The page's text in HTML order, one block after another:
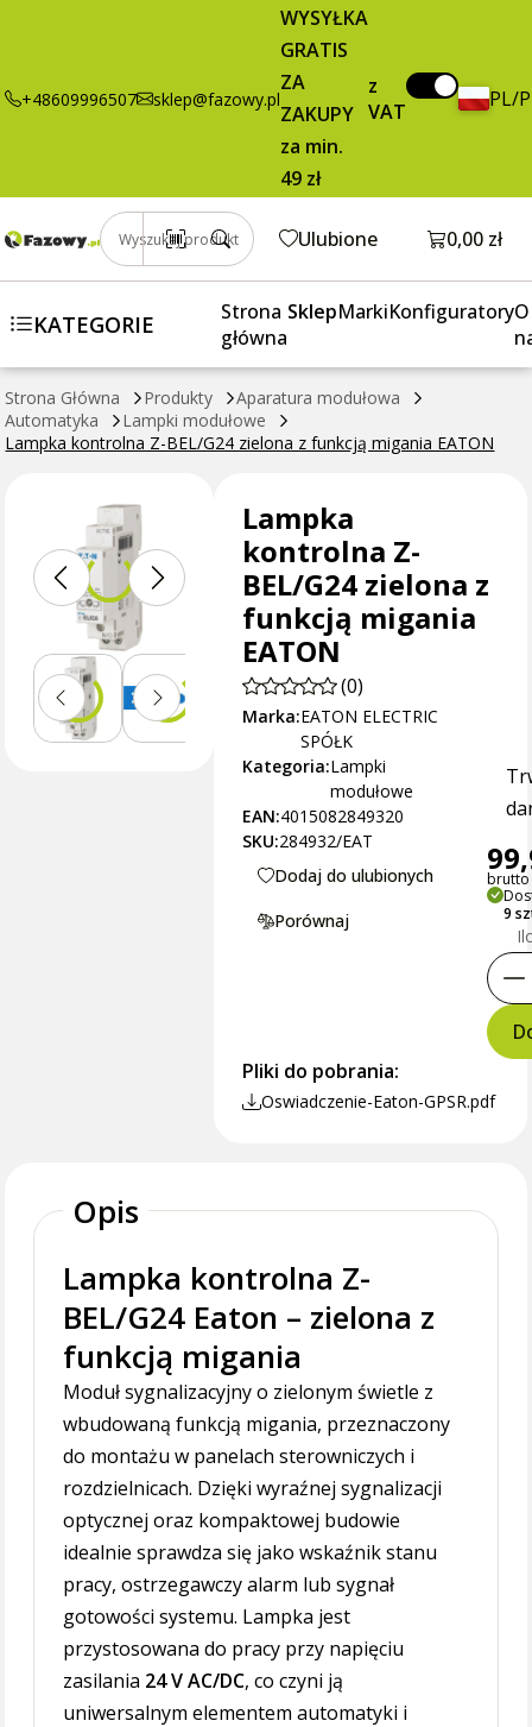
+48609996507 sklep@fazowy.pl
WYSYŁKA
GRATIS
ZA
ZAKUPY
za min.
49 zł
z
VAT
PL/
Wyszukaj produkt Ulubione Otwórz
0,00 zł
KATEGORIE
Strona
główna
SklepMarkiKonfiguratoryO
Strona Główna Produkty
Aparatura modułowa
Automatyka
Lampki modułowe
Lampka kontrolna Z-BEL/G24 zielona z funkcją migania EATON
funkcją
brutto / szt. Dodaj do koszyka
Lampka
kontrolna Z-
BEL/G24 zielona z
funkcją migania
EATON
(0)
Marka:EATON ELECTRIC
SPÓŁK
Kategoria:Lampki
modułowe
EAN:4015082849320
SKU:284932/EAT
Dodaj do ulubionych
Porównaj
brutto
9
Pliki do pobrania:
Oswiadczenie-Eaton-GPSR.pdf
Opis
Lampka kontrolna Z-
BEL/G24 Eaton – zielona z
funkcją migania
Moduł sygnalizacyjny o zielonym świetle z
wbudowaną funkcją migania, przeznaczony
do montażu w panelach sterowniczych i
rozdzielnicach. Dzięki wyraźnej sygnalizacji
optycznej oraz kompaktowej budowie
idealnie sprawdza się jako wskaźnik stanu
pracy, ostrzegawczy alarm lub sygnał
gotowości systemu. Lampka jest
przystosowana do pracy przy napięciu
zasilania 24 V AC/DC, co czyni ją
uniwersalnym elementem automatyki i